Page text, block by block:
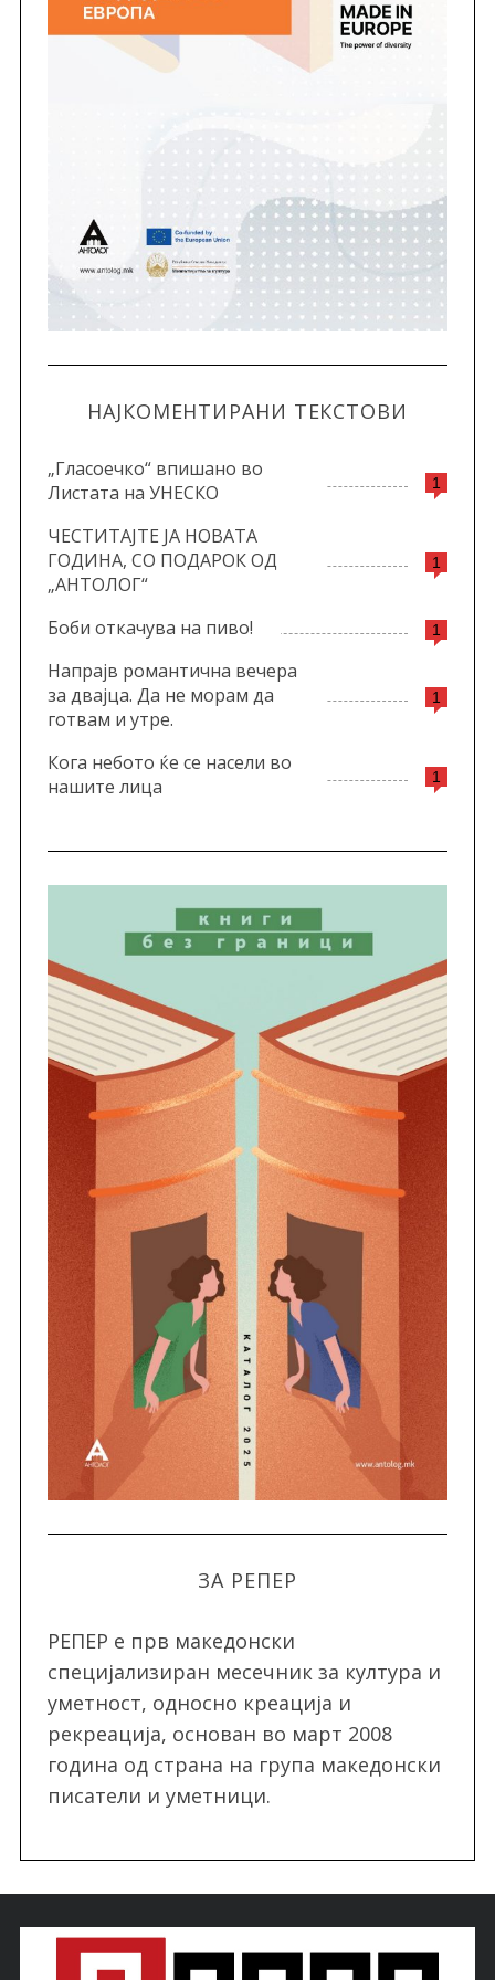
НАЈКОМЕНТИРАНИ ТЕКСТОВИ
1
„Гласоечко“ впишано во
Листата на УНЕСКО
1
ЧЕСТИТАЈТЕ ЈА НОВАТА
ГОДИНА, СО ПОДАРОК ОД
„АНТОЛОГ“
1
Боби откачува на пиво!
1
Напрајв романтична вечера
за двајца. Да не морам да
готвам и утре.
1
Кога небото ќе се насели во
нашите лица
ЗА РЕПЕР
РЕПЕР e прв македонски
специјализиран месечник за култура и
уметност, односно креација и
рекреација, oснован во март 2008
година од страна на група македонски
писатели и уметници.